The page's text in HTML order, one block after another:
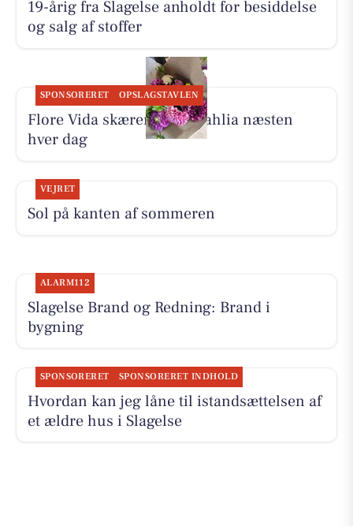
19-årig fra Slagelse anholdt for besiddelse
og salg af stoffer
SPONSORERET OPSLAGSTAVLEN
Flore Vida skærer friske dahlia næsten
hver dag
VEJRET
Sol på kanten af sommeren
ALARM112
Slagelse Brand og Redning: Brand i
bygning
SPONSORERET SPONSORERET INDHOLD
Hvordan kan jeg låne til istandsættelsen af
et ældre hus i Slagelse